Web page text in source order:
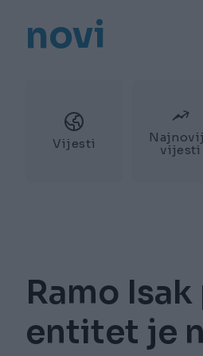
novi
Vijesti
vijesti
Ramo
entitet je